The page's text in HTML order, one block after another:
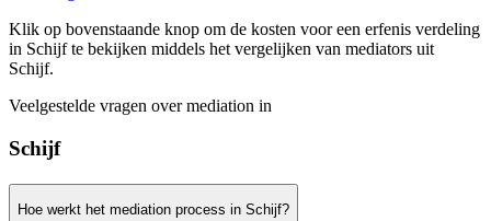
Klik op bovenstaande knop om de kosten voor een erfenis verdeling
in Schijf te bekijken middels het vergelijken van mediators uit
Schijf.
Veelgestelde vragen over mediation in
Schijf
Hoe werkt het mediation process in Schijf?